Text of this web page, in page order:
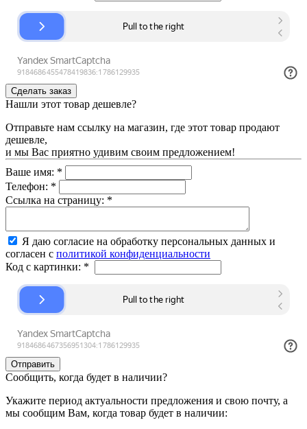
Нашли этот товар дешевле?
Отправьте нам ссылку на магазин, где этот товар продают
дешевле,
и мы Вас приятно удивим своим предложением!
Ваше имя: *
Телефон: *
Ссылка на страницу: *
Я даю согласие на обработку персональных данных и
согласен с политикой конфиденциальности
Код с картинки: *
Сообщить, когда будет в наличии?
Укажите период актуальности предложения и свою почту, а
мы сообщим Вам, когда товар будет в наличии: